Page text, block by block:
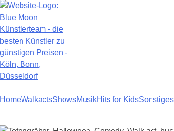
Zum
Inhalt
springen
HomeWalkactsShowsMusikHits for KidsSonstiges